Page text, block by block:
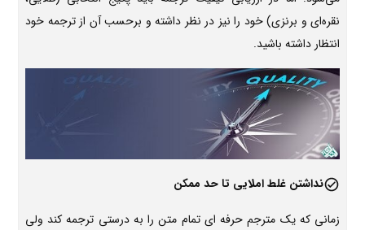
نقره‌ای و برنزی) خود را نیز در نظر داشته و برحسب آن از ترجمه خود
انتظار داشته باشید.
نداشتن غلط املایی تا حد ممکن
زمانی که یک مترجم حرفه ای تمام متن را به درستی ترجمه کند ولی